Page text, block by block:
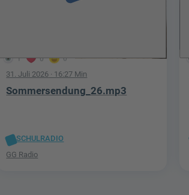
1 0 0
31. Juli 2026 · 16:27 Min
Sommersendung_26.mp3
SCHULRADIO
GG Radio